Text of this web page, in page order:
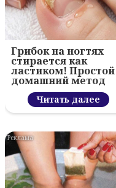
Грибок на ногтях
стирается как
ластиком! Простой
домашний метод
Читать далее